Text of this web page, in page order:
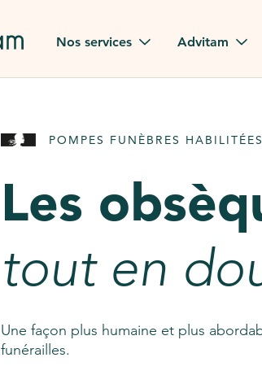
Nos services
Rapatriement à
Pierre tombale
AssistGPT
Nos services en plus
Advitam
Advitam dans la
Consultez notre FAQ
POMPES FUNÈBRES HABILITÉES
Les
tout en
Une façon plus humaine et plus
funérailles.